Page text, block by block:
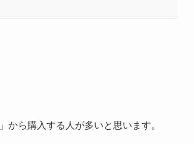
から購入する人が多いと思います。